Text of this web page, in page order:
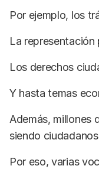
Por ejemplo, los
La representación
Los derechos
Y hasta temas
Además, millones
siendo
Por eso, varias